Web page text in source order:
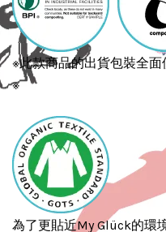
※此款商品的出貨包裝全
※
為了更貼近My Glück的環